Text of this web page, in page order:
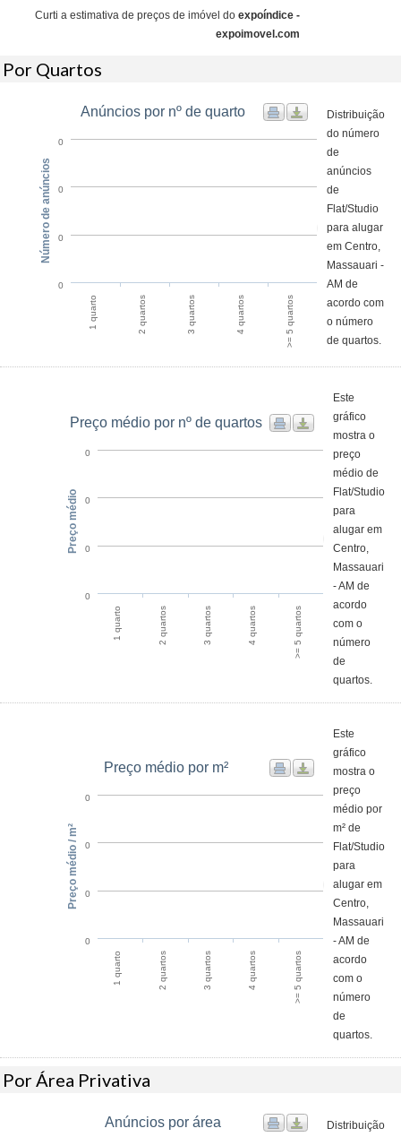
Curti a estimativa de preços de imóvel do expoíndice -
expoimovel.com
Por Quartos
Anúncios por nº de quarto
1 quarto 2 quartos 3 quartos 4 quartos >= 5 quartos
0
0
0
0
Número de anúncios
Distribuição
do número
de
anúncios
de
Flat/Studio
para alugar
em Centro,
Massauari -
AM de
acordo com
o número
de quartos.
Preço médio por nº de quartos
1 quarto 2 quartos 3 quartos 4 quartos >= 5 quartos
0
0
0
0
Preço médio
Este
gráfico
mostra o
preço
médio de
Flat/Studio
para
alugar em
Centro,
Massauari
- AM de
acordo
com o
número
de
quartos.
Preço médio por m²
1 quarto 2 quartos 3 quartos 4 quartos >= 5 quartos
0
0
0
0
Preço médio / m²
Este
gráfico
mostra o
preço
médio por
m² de
Flat/Studio
para
alugar em
Centro,
Massauari
- AM de
acordo
com o
número
de
quartos.
Por Área Privativa
Anúncios por área
Distribuição